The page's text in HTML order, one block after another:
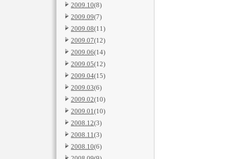
2009.10(8)
2009.09(7)
2009.08(11)
2009.07(12)
2009.06(14)
2009.05(12)
2009.04(15)
2009.03(6)
2009.02(10)
2009.01(10)
2008.12(3)
2008.11(3)
2008.10(6)